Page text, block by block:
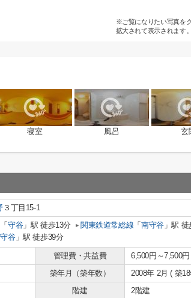
※ご覧になりたい写真を
拡大されて表示されます。
寝室 風呂 玄
３丁目15-1
「守谷」駅 徒歩13分 関東鉄道常総線 「 南守谷」駅 徒
谷」駅 徒歩39分
管理費・共益費
6,500円～7,500円
築年月（築年数）
2008年 2月 ( 築
階建 2階建